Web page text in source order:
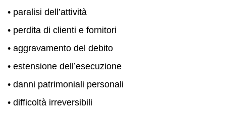
• paralisi dell’attività
• perdita di clienti e fornitori
• aggravamento del debito
• estensione dell’esecuzione
• danni patrimoniali personali
• difficoltà irreversibili